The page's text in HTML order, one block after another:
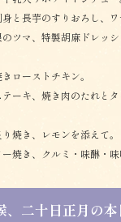
と長芋のすりおろし、ワ
ツマ、特製胡麻ドレッ
ローストチキン。
テーキ、焼き肉のたれと
焼き、レモンを添えて。
焼き、クルミ・味醂・味
、二十日正月の